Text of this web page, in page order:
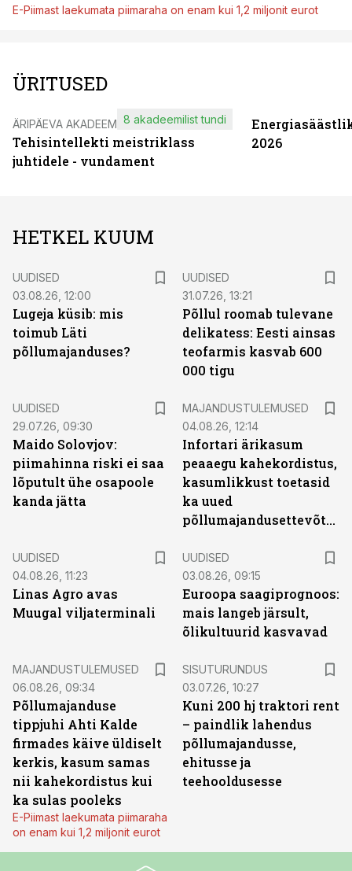
E-Piimast laekumata piimaraha on enam kui 1,2 miljonit eurot
ÜRITUSED
ÄRIPÄEVA AKADEEMIA
Tehisintellekti meistriklass
juhtidele - vundament
8 akadeemilist tundi
2026
HETKEL KUUM
UUDISED
03.08.26, 12:00
Lugeja küsib: mis
toimub Läti
põllumajanduses?
UUDISED
31.07.26, 13:21
Põllul roomab tulevane
delikatess: Eesti ainsas
teofarmis kasvab 600
000 tigu
UUDISED
29.07.26, 09:30
Maido Solovjov:
piimahinna riski ei saa
lõputult ühe osapoole
kanda jätta
MAJANDUSTULEMUSED
04.08.26, 12:14
Infortari ärikasum
peaaegu kahekordistus,
kasumlikkust toetasid
ka uued
põllumajandusettevõtted
UUDISED
04.08.26, 11:23
Linas Agro avas
Muugal viljaterminali
UUDISED
03.08.26, 09:15
Euroopa saagiprognoos:
mais langeb järsult,
õlikultuurid kasvavad
MAJANDUSTULEMUSED
06.08.26, 09:34
Põllumajanduse
tippjuhi Ahti Kalde
firmades käive üldiselt
kerkis, kasum samas
nii kahekordistus kui
ka sulas pooleks
E-Piimast laekumata piimaraha
on enam kui 1,2 miljonit eurot
SISUTURUNDUS
03.07.26, 10:27
Kuni 200 hj traktori rent
– paindlik lahendus
põllumajandusse,
ehitusse ja
teehooldusesse